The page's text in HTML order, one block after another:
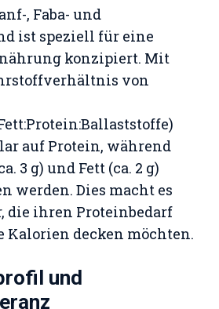
, Faba- und
ist speziell für eine
konzipiert. Mit
von
auf Protein, während
3 g) und Fett (ca. 2 g)
werden. Dies macht es
die ihren Proteinbedarf
Kalorien decken möchten.
und